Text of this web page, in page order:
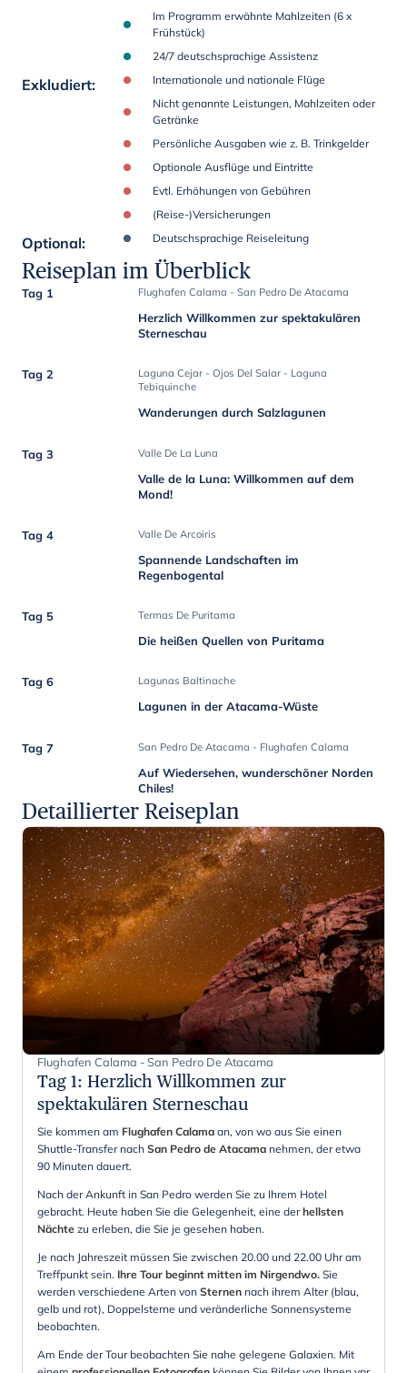
Im Programm erwähnte Mahlzeiten (6 x
Frühstück)
24/7 deutschsprachige Assistenz
Exkludiert:
Internationale und nationale Flüge
Nicht genannte Leistungen, Mahlzeiten oder
Getränke
Persönliche Ausgaben wie z. B. Trinkgelder
Optionale Ausflüge und Eintritte
Evtl. Erhöhungen von Gebühren
(Reise-)Versicherungen
Optional: Deutschsprachige Reiseleitung
Reiseplan im Überblick
Tag 1 Flughafen Calama - San Pedro De Atacama
Herzlich Willkommen zur spektakulären
Sterneschau
Tag 2
Laguna Cejar - Ojos Del Salar - Laguna
Tebiquinche
Wanderungen durch Salzlagunen
Tag 3 Valle De La Luna
Valle de la Luna: Willkommen auf dem
Mond!
Tag 4 Valle De Arcoiris
Spannende Landschaften im
Regenbogental
Tag 5 Termas De Puritama
Die heißen Quellen von Puritama
Tag 6 Lagunas Baltinache
Lagunen in der Atacama-Wüste
Tag 7 San Pedro De Atacama - Flughafen Calama
Auf Wiedersehen, wunderschöner Norden
Chiles!
Detaillierter Reiseplan
Flughafen Calama - San Pedro De Atacama
Tag 1: Herzlich Willkommen zur
spektakulären Sterneschau
Sie kommen am Flughafen Calama an, von wo aus Sie einen
Shuttle-Transfer nach San Pedro de Atacama nehmen, der etwa
90 Minuten dauert.
Nach der Ankunft in San Pedro werden Sie zu Ihrem Hotel
gebracht. Heute haben Sie die Gelegenheit, eine derhellsten
Nächte zu erleben, die Sie je gesehen haben.
Je nach Jahreszeit müssen Sie zwischen 20.00 und 22.00 Uhr am
Treffpunkt sein. Ihre Tour beginnt mitten im Nirgendwo. Sie
werden verschiedene Arten von Sternen nach ihrem Alter (blau,
gelb und rot), Doppelsterne und veränderliche Sonnensysteme
beobachten.
Am Ende der Tour beobachten Sie nahe gelegene Galaxien. Mit